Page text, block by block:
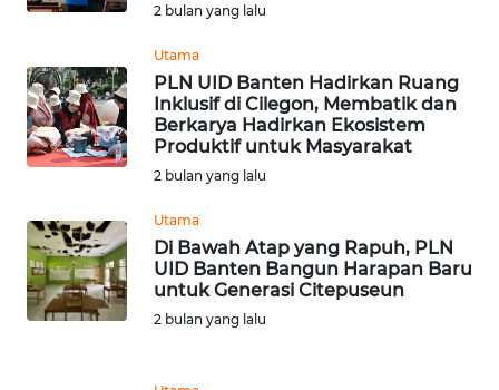
2 bulan yang lalu
Utama
PLN UID Banten Hadirkan Ruang
Inklusif di Cilegon, Membatik dan
Berkarya Hadirkan Ekosistem
Produktif untuk Masyarakat
2 bulan yang lalu
Utama
Di Bawah Atap yang Rapuh, PLN
UID Banten Bangun Harapan Baru
untuk Generasi Citepuseun
2 bulan yang lalu
WN
SIMALUNGUN
LABUHANBATU
WN
TAPANULI
TENGAH